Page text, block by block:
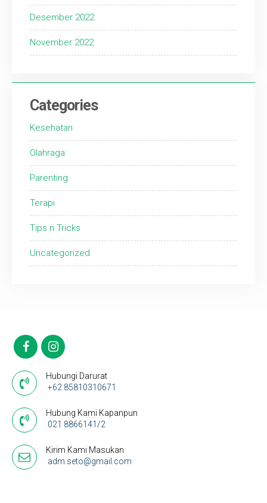
Desember 2022
November 2022
Categories
Kesehatan
Olahraga
Parenting
Terapi
Tips n Tricks
Uncategorized
Hubungi Darurat
+62 85810310671
Hubung Kami Kapanpun
021 8866141/2
Kirim Kami Masukan
adm.seto@gmail.com